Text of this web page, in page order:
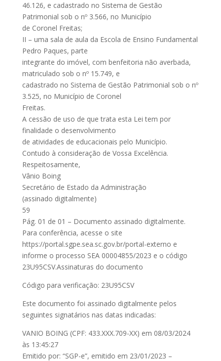
46.126, e cadastrado no Sistema de Gestão
Patrimonial sob o nº 3.566, no Município
de Coronel Freitas;
II – uma sala de aula da Escola de Ensino Fundamental
Pedro Paques, parte
integrante do imóvel, com benfeitoria não averbada,
matriculado sob o nº 15.749, e
cadastrado no Sistema de Gestão Patrimonial sob o nº
3.525, no Município de Coronel
Freitas.
A cessão de uso de que trata esta Lei tem por
finalidade o desenvolvimento
de atividades de educacionais pelo Município.
Contudo à consideração de Vossa Excelência.
Respeitosamente,
Vânio Boing
Secretário de Estado da Administração
(assinado digitalmente)
59
Pág. 01 de 01 – Documento assinado digitalmente.
Para conferência, acesse o site
https://portal.sgpe.sea.sc.gov.br/portal-externo e
informe o processo SEA 00004855/2023 e o código
23U95CSV.Assinaturas do documento
Código para verificação: 23U95CSV
Este documento foi assinado digitalmente pelos
seguintes signatários nas datas indicadas:
VANIO BOING (CPF: 433.XXX.709-XX) em 08/03/2024
às 13:45:27
Emitido por: “SGP-e”, emitido em 23/01/2023 –